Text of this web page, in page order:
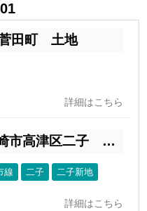
田町 土地
詳細はこちら
【新築分譲全２棟】川崎市高津区二子 新築戸建
線 二子 二子新地
詳細はこちら